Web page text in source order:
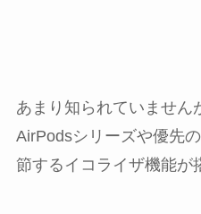
あまり知られていません
AirPodsシリーズや優先
節するイコライザ機能が